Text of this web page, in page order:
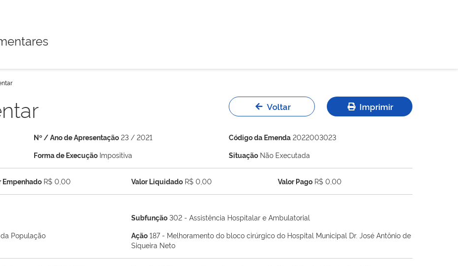
Voltar Imprimir
Nº / Ano de Apresentação 23 / 2021 Código da Emenda 2022003023
Forma de Execução Impositiva Situação Não Executada
Empenhado R$ 0,00 Valor Liquidado R$ 0,00 Valor Pago R$ 0,00
Subfunção 302 - Assistência Hospitalar e Ambulatorial
População Ação 187 - Melhoramento do bloco cirúrgico do Hospital Municipal Dr. José Antônio de
Siqueira Neto